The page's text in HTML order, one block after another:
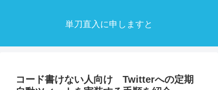
単刀直入に申しますと
コード書けない人向け Twitterへの定期